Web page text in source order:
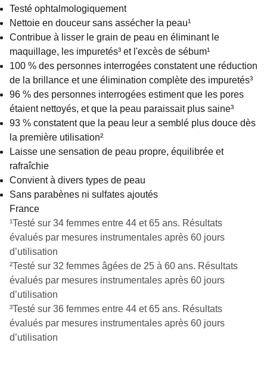
Testé ophtalmologiquement
Nettoie en douceur sans assécher la peau¹
Contribue à lisser le grain de peau en éliminant le
maquillage, les impuretés³ et l'excès de sébum¹
100 % des personnes interrogées constatent une réduction
de la brillance et une élimination complète des impuretés³
96 % des personnes interrogées estiment que les pores
étaient nettoyés, et que la peau paraissait plus saine³
93 % constatent que la peau leur a semblé plus douce dès
la première utilisation²
Laisse une sensation de peau propre, équilibrée et
rafraîchie
Convient à divers types de peau
Sans parabènes ni sulfates ajoutés
France
¹Testé sur 34 femmes entre 44 et 65 ans. Résultats
évalués par mesures instrumentales après 60 jours
d’utilisation
²Testé sur 32 femmes âgées de 25 à 60 ans. Résultats
évalués par mesures instrumentales après 60 jours
d’utilisation
³Testé sur 36 femmes entre 44 et 65 ans. Résultats
évalués par mesures instrumentales après 60 jours
d’utilisation